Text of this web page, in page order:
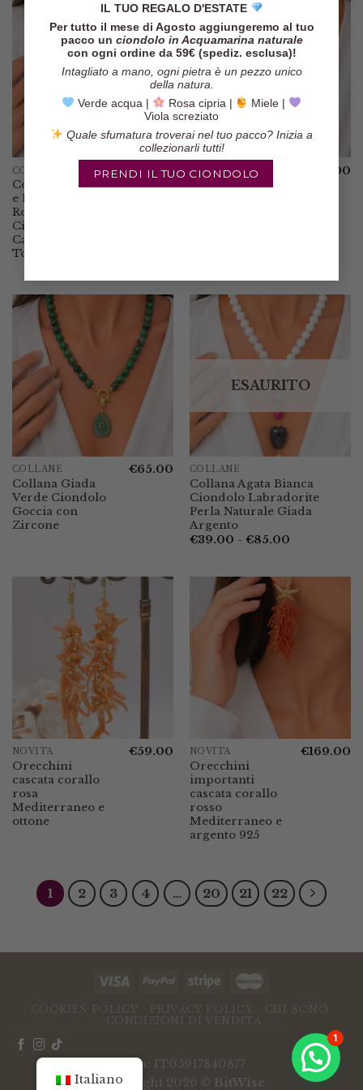
IL TUO REGALO D'ESTATE
Per tutto il mese di Agosto aggiungeremo al tuo
pacco un ciondolo in Acquamarina naturale
con ogni ordine da 59€ (spediz. esclusa)!
Intagliato a mano, ogni pietra è un pezzo unico
della natura.
Verde acqua |
Rosa cipria |
Miele |
Viola screziato
Quale sfumatura troverai nel tuo pacco? Inizia a
collezionarli tutti!
PRENDI IL TUO CIONDOLO
a
€105.00
COLLANE
Collana Peridoti
e Perle a
Rosario
Ciondolo
Cammeo di
Torre del Greco
€109.00 COLLANE
Collana Pasta di
49.00
COLLANE
Collana Giada
Verde Ciondolo
Goccia con
Zircone
€65.00
ESAURITO
COLLANE
Collana Agata Bianca
Ciondolo Labradorite
Perla Naturale Giada
Argento
€39.00 - €85.00Fascia
€39.00
a
€85.00
NOVITÀ
Orecchini
cascata corallo
rosa
Mediterraneo e
ottone
€59.00 NOVITÀ
Orecchini
importanti
cascata corallo
rosso
Mediterraneo e
argento 925
€169.00
1 2 3 4 … 20 21 22
P.Iva: IT05917840877
Copyright 2026 © BitWise
Italiano
1